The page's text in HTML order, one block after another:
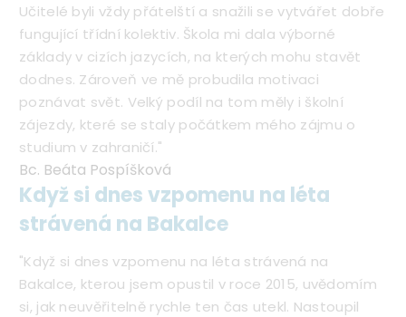
Učitelé byli vždy přátelští a snažili se vytvářet dobře
fungující třídní kolektiv. Škola mi dala výborné
základy v cizích jazycích, na kterých mohu stavět
dodnes. Zároveň ve mě probudila motivaci
poznávat svět. Velký podíl na tom měly i školní
zájezdy, které se staly počátkem mého zájmu o
studium v zahraničí."
Bc. Beáta Pospíšková
Když si dnes vzpomenu na léta
strávená na Bakalce
"Když si dnes vzpomenu na léta strávená na
Bakalce, kterou jsem opustil v roce 2015, uvědomím
si, jak neuvěřitelně rychle ten čas utekl. Nastoupil